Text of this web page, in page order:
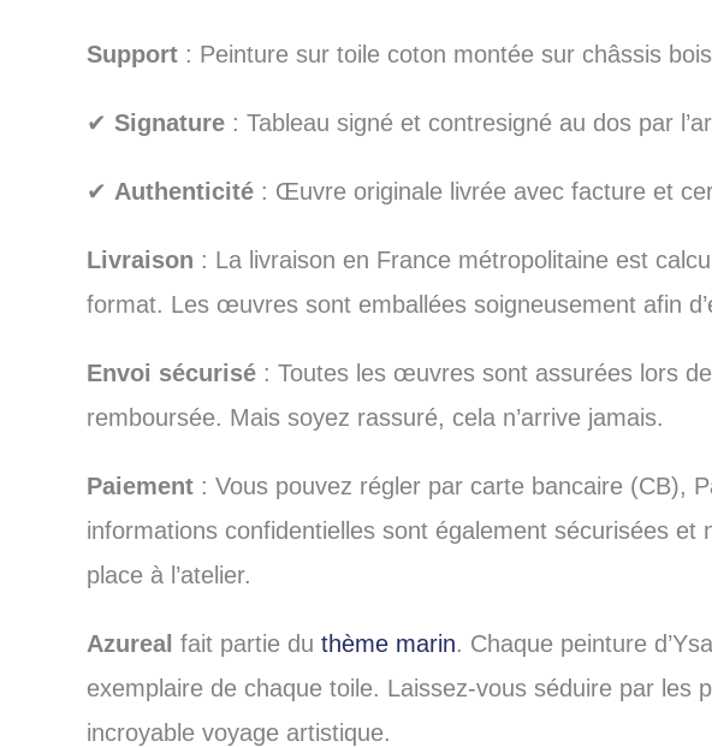
Support : Peinture sur toile coton montée sur châssis bois
✔ Signature : Tableau signé et contresigné au dos par
✔ Authenticité : Œuvre originale livrée avec facture et
Livraison : La livraison en France métropolitaine est
format. Les œuvres sont emballées soigneusement afin
Envoi sécurisé : Toutes les œuvres sont assurées lors
remboursée. Mais soyez rassuré, cela n’arrive jamais.
Paiement : Vous pouvez régler par carte bancaire (CB),
informations confidentielles sont également sécurisées
place à l’atelier.
Azureal fait partie du thème marin. Chaque peinture
exemplaire de chaque toile. Laissez-vous séduire par les
incroyable voyage artistique.